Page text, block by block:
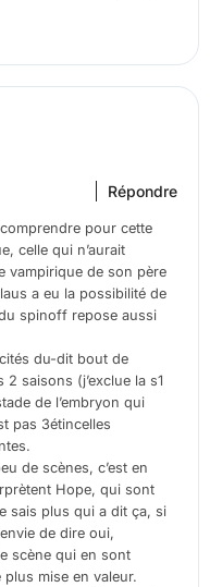
comprendre pour cette
celle qui n’aurait
vampirique de son père
a eu la possibilité de
spinoff repose aussi
du-dit bout de
saisons (j’exclue la s1
de l’embryon qui
pas 3étincelles
de scènes, c’est en
Hope, qui sont
sais plus qui a dit ça, si
de dire oui,
scène qui en sont
mise en valeur.
Répondre